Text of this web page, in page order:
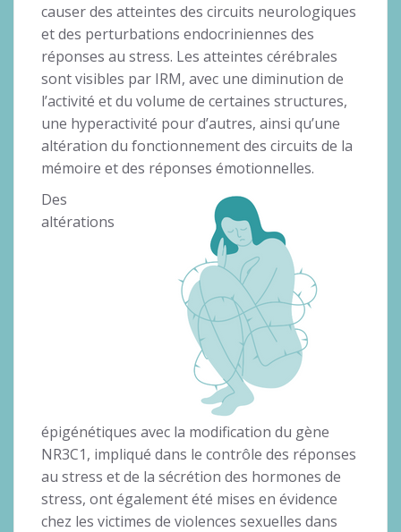
causer des atteintes des circuits neurologiques
et des perturbations endocriniennes des
réponses au stress. Les atteintes cérébrales
sont visibles par IRM, avec une diminution de
l’activité et du volume de certaines structures,
une hyperactivité pour d’autres, ainsi qu’une
altération du fonctionnement des circuits de la
mémoire et des réponses émotionnelles.
Des
altérations
épigénétiques avec la modification du gène
NR3C1, impliqué dans le contrôle des réponses
au stress et de la sécrétion des hormones de
stress, ont également été mises en évidence
chez les victimes de violences sexuelles dans